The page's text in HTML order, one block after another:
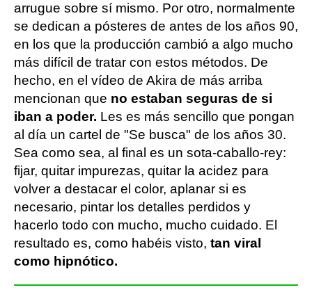
arrugue sobre sí mismo. Por otro, normalmente
se dedican a pósteres de antes de los años 90,
en los que la producción cambió a algo mucho
más difícil de tratar con estos métodos. De
hecho, en el vídeo de Akira de más arriba
mencionan que no estaban seguras de si
iban a poder. Les es más sencillo que pongan
al día un cartel de "Se busca" de los años 30.
Sea como sea, al final es un sota-caballo-rey:
fijar, quitar impurezas, quitar la acidez para
volver a destacar el color, aplanar si es
necesario, pintar los detalles perdidos y
hacerlo todo con mucho, mucho cuidado. El
resultado es, como habéis visto, tan viral
como hipnótico.